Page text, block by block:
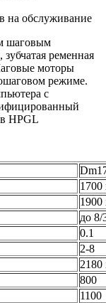
на обслуживание
шаговым
ременная
моторы
режиме.
с
HPGL
1700
1900
до 8/
0.1
2-8
2180
800
1100